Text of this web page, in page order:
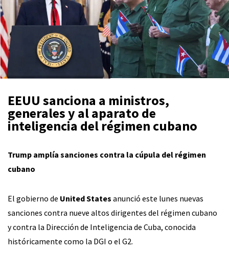
EEUU sanciona a ministros,
generales y al aparato de
inteligencia del régimen cubano
Trump amplía sanciones contra la cúpula del régimen
cubano
El gobierno de United States anunció este lunes nuevas
sanciones contra nueve altos dirigentes del régimen cubano
y contra la Dirección de Inteligencia de Cuba, conocida
históricamente como la DGI o el G2.